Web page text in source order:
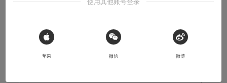
Tiberius
 Sign in with Apple
苹果 微信 微博